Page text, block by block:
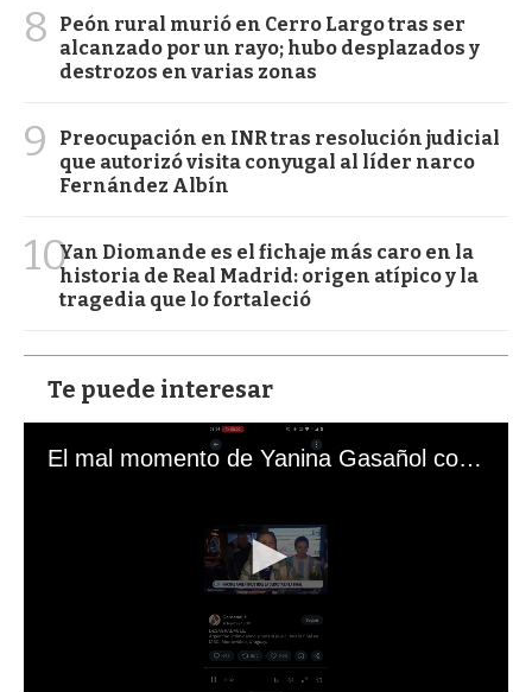
8
Peón rural murió en Cerro Largo tras ser
alcanzado por un rayo; hubo desplazados y
destrozos en varias zonas
9
Preocupación en INR tras resolución judicial
que autorizó visita conyugal al líder narco
Fernández Albín
10Yan Diomande es el fichaje más caro en la
historia de Real Madrid: origen atípico y la
tragedia que lo fortaleció
Te puede interesar
El mal momento de Yanina Gasañol con un hincha argentino en "Subrayado"